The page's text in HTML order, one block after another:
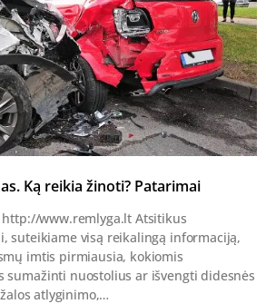
Ką reikia žinoti? Patarimai
www.remlyga.lt Atsitikus
suteikiame visą reikalingą informaciją,
imtis pirmiausia, kokiomis
sumažinti nuostolius ar išvengti didesnės
atlyginimo,…